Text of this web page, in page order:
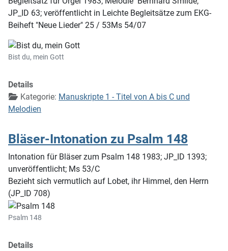
JP_ID 63; veröffentlicht in Leichte Begleitsätze zum EKG-
Beiheft "Neue Lieder" 25 / 53Ms 54/07
Bist du, mein Gott
Details
Kategorie: Manuskripte 1 - Titel von A bis C und
Melodien
Bläser-Intonation zu Psalm 148
Intonation für Bläser zum Psalm 148 1983; JP_ID 1393;
unveröffentlicht; Ms 53/C
Bezieht sich vermutlich auf Lobet, ihr Himmel, den Herrn
(JP_ID 708)
Psalm 148
Details